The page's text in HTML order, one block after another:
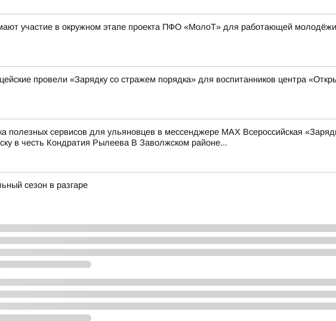
участие в окружном этапе проекта ПФО «МолоТ» для работающей молодёжи
провели «Зарядку со стражем порядка» для воспитанников центра
полезных сервисов для ульяновцев в мессенджере MAX Всероссийская
в честь Кондратия Рылеева В Заволжском районе...
сезон в разгаре